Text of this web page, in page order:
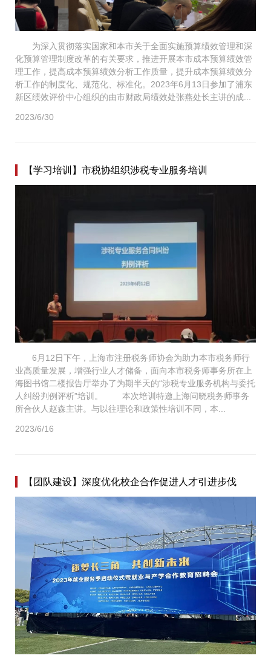
为深入贯彻落实国家和本市关于全面实施预算绩效管理和深
化预算管理制度改革的有关要求，推进开展本市成本预算绩效管
理工作，提高成本预算绩效分析工作质量，提升成本预算绩效分
析工作的制度化、规范化、标准化。2023年6月13日参加了浦东
新区绩效评价中心组织的由市财政局绩效处张燕处长主讲的成...
2023/6/30
【学习培训】市税协组织涉税专业服务培训
6月12日下午，上海市注册税务师协会为助力本市税务师行
业高质量发展，增强行业人才储备，面向本市税务师事务所在上
海图书馆二楼报告厅举办了为期半天的“涉税专业服务机构与委托
人纠纷判例评析”培训。 本次培训特邀上海问晓税务师事务
所合伙人赵森主讲。与以往理论和政策性培训不同，本...
2023/6/16
【团队建设】深度优化校企合作促进人才引进步伐